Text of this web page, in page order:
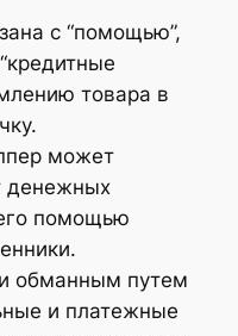
с “помощью”,
товара в
может
денежных
помощью
обманным путем
и платежные